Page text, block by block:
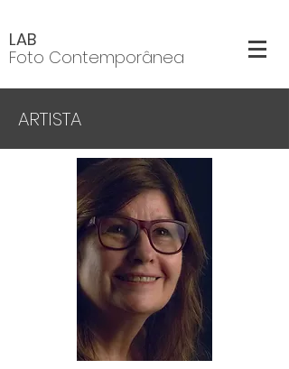
LAB
Foto Contemporânea
ARTISTA